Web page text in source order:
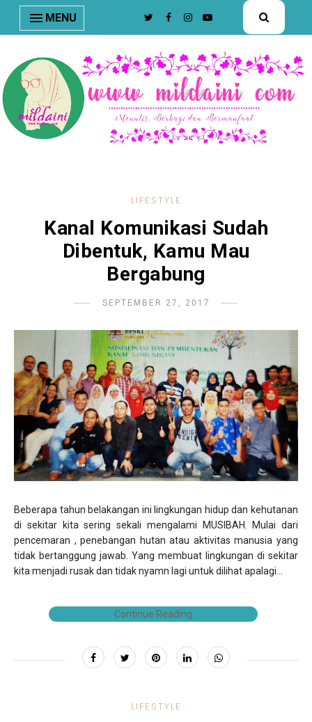
nav#menunav { border-bottom: 1px solid #e8e8e8; }
MENU
LIFESTYLE
Kanal Komunikasi Sudah
Dibentuk, Kamu Mau
Bergabung
SEPTEMBER 27, 2017
Beberapa tahun belakangan ini lingkungan hidup dan kehutanan
di sekitar kita sering sekali mengalami MUSIBAH. Mulai dari
pencemaran , penebangan hutan atau aktivitas manusia yang
tidak bertanggung jawab. Yang membuat lingkungan di sekitar
kita menjadi rusak dan tidak nyamn lagi untuk dilihat apalagi...
Continue Reading
LIFESTYLE